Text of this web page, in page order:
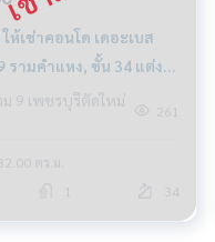
รามคำแหง, ชั้น 34 แต่ง
ม. 12,000-/เดือน 064-
9 เพชรบุรีตัดใหม่
261
ตร.ม.
34